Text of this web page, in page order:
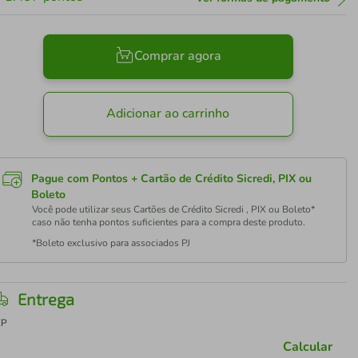
Comprar agora
Adicionar ao carrinho
Pague com Pontos + Cartão de Crédito Sicredi, PIX ou
Boleto
Você pode utilizar seus Cartões de Crédito Sicredi , PIX ou Boleto*
caso não tenha pontos suficientes para a compra deste produto.
*Boleto exclusivo para associados PJ
Entrega
Calcular